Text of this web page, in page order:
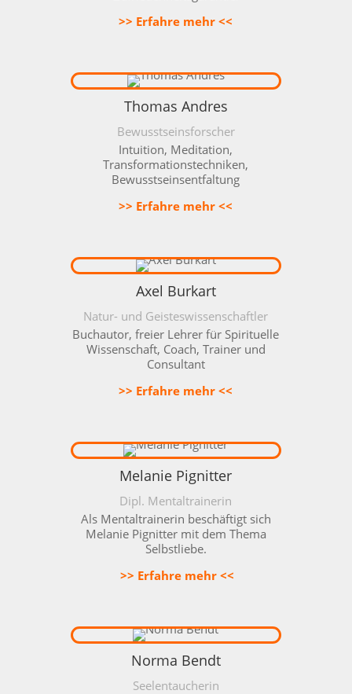
>> Erfahre mehr <<
Thomas Andres
Bewusstseinsforscher
Intuition, Meditation,
Transformationstechniken,
Bewusstseinsentfaltung
>> Erfahre mehr <<
Axel Burkart
Natur- und Geisteswissenschaftler
Buchautor, freier Lehrer für Spirituelle
Wissenschaft, Coach, Trainer und
Consultant
>> Erfahre mehr <<
Melanie Pignitter
Dipl. Mentaltrainerin
Als Mentaltrainerin beschäftigt sich
Melanie Pignitter mit dem Thema
Selbstliebe.
>> Erfahre mehr <<
Norma Bendt
Seelentaucherin